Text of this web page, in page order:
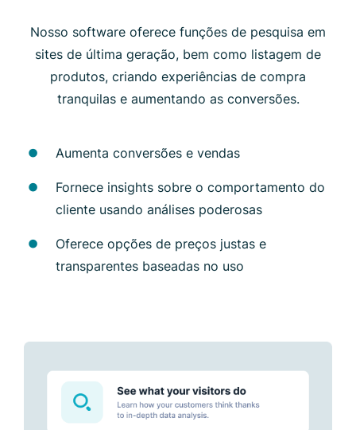
Nosso software oferece funções de pesquisa em
sites de última geração, bem como listagem de
produtos, criando experiências de compra
tranquilas e aumentando as conversões.
Aumenta conversões e vendas
Fornece insights sobre o comportamento do
cliente usando análises poderosas
Oferece opções de preços justas e
transparentes baseadas no uso